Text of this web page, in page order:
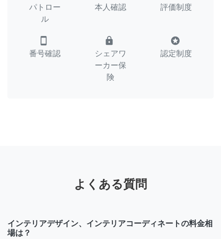
パトロー
ル
本人確認 評価制度
smartphone
番号確認
lock
シェアワ
ーカー保
険
stars
認定制度
よくある質問
インテリアデザイン、インテリアコーディネートの料金相
場は？